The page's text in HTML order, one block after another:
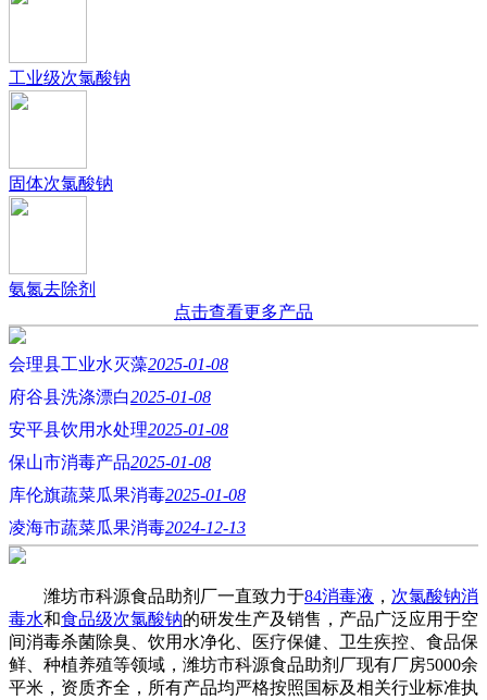
工业级次氯酸钠
固体次氯酸钠
氨氮去除剂
点击查看更多产品
会理县工业水灭藻2025-01-08
府谷县洗涤漂白2025-01-08
安平县饮用水处理2025-01-08
保山市消毒产品2025-01-08
库伦旗蔬菜瓜果消毒2025-01-08
凌海市蔬菜瓜果消毒2024-12-13
潍坊市科源食品助剂厂一直致力于84消毒液 ， 次氯酸钠消
毒水和食品级次氯酸钠的研发生产及销售，产品广泛应用于空
间消毒杀菌除臭、饮用水净化、医疗保健、卫生疾控、食品保
鲜、种植养殖等领域，潍坊市科源食品助剂厂现有厂房5000余
平米，资质齐全，所有产品均严格按照国标及相关行业标准执